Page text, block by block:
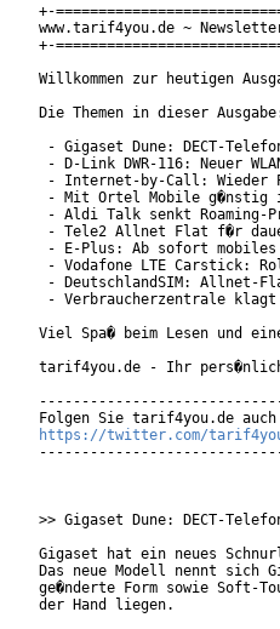
+-
www.tarif4you.de ~
+-
Willkommen zur heutigen
Die Themen in dieser
- Gigaset Dune: DECT-
- D-Link DWR-116: Neuer
- Internet-by-Call: Wieder
- Mit Ortel Mobile g�nstig
- Aldi Talk senkt Roaming-
- Tele2 Allnet Flat f�r
- E-Plus: Ab sofort mobiles
- Vodafone LTE Carstick:
- DeutschlandSIM: Allnet-
- Verbraucherzentrale klagt
Viel Spa� beim Lesen und
tarif4you.de - Ihr
https://twitter.com/
>> Gigaset Dune: DECT-
Gigaset hat ein neues
Das neue Modell nennt sich
ge�nderte Form sowie Soft-
der Hand liegen.